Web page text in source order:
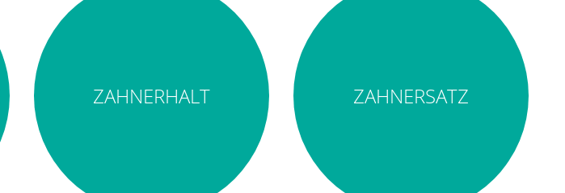
ZAHNERHALT ZAHNERSATZ